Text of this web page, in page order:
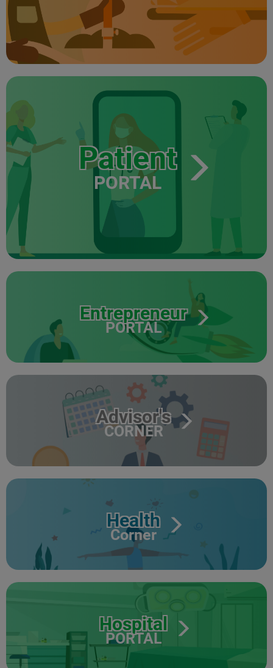
Patient
PORTAL
Entrepreneur
PORTAL
Advisor's
CORNER
Health
Corner
Hospital
PORTAL